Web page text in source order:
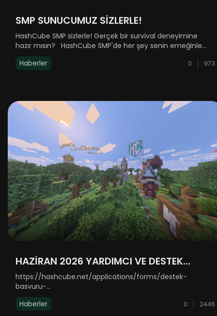
SMP SUNUCUMUZ SİZLERLE!
HashCube SMP sizlerle! Gerçek bir survival deneyimine
hazır mısın? HashCube SMP'de her şey senin emeğinle
şekilleniyor. Gerçek oyun mekanikleri, dokunulmamış bir
dünya ve sıfırdan başlayan bir macera seni bekliyor! &nb......
Haberler 0 973
HAZİRAN 2026 YARDIMCI VE DESTEK
ALIMLARI AÇILDI!
https://hashcube.net/applications/forms/destek-
basvuru-
formuhttps://hashcube.net/applications/forms/yardimci-
basvuru-formuLinklere basarak açamamanız durumunda
Haberler 0 2446